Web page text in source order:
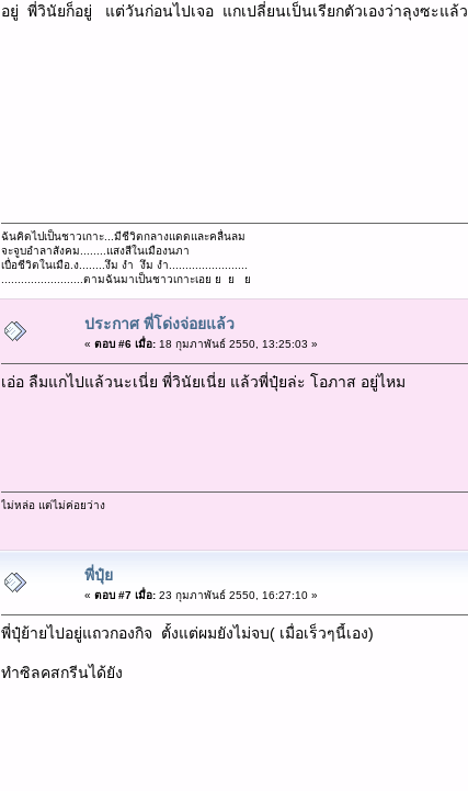
อยู่ พี่วินัยก็อยู่ แต่วันก่อนไปเจอ แกเปลี่ยนเป็นเรียกตัวเองว่าลุงซะแล้ว
ฉันคิดไปเป็นชาวเกาะ...มีชีวิตกลางแดดและคลื่นลม
จะจูบอำลาสังคม........แสงสีในเมืองนภา
เบื่อชีวิตในเมือ.ง........งึม งำ งึม งำ........................
.........................ตามฉันมาเป็นชาวเกาะเอย ย ย ย
ประกาศ พี่โด่งจ่อยแล้ว
« ตอบ #6 เมื่อ:18 กุมภาพันธ์ 2550, 13:25:03 »
เอ่อ ลืมแกไปแล้วนะเนี่ย พี่วินัยเนี่ย แล้วพี่ปุ๋ยล่ะ โอภาส อยู่ไหม
ไม่หล่อ แต่ไม่ค่อยว่าง
พี่ปุ๋ย
« ตอบ #7 เมื่อ:23 กุมภาพันธ์ 2550, 16:27:10 »
พี่ปุ๋ย้ายไปอยู่แถวกองกิจ ตั้งแต่ผมยังไม่จบ( เมื่อเร็วๆนี้เอง)
ทำซิลคสกรีนได้ยัง